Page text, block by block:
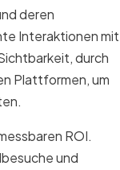
deren
Interaktionen mit
durch
Plattformen, um
ROI.
und